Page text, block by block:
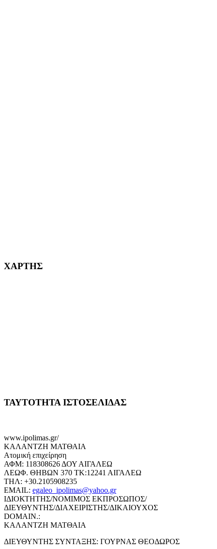
ΧΑΡΤΗΣ
ΤΑΥΤΟΤΗΤΑ ΙΣΤΟΣΕΛΙΔΑΣ
www.ipolimas.gr/
ΚΑΛΑΝΤΖΗ ΜΑΤΘΑΙΑ
Ατομική επιχείρηση
ΑΦΜ: 118308626 ΔΟΥ ΑΙΓΑΛΕΩ
ΛΕΩΦ. ΘΗΒΩΝ 370 ΤΚ:12241 ΑΙΓΑΛΕΩ
ΤΗΛ: +30.2105908235
EMAIL: egaleo_ipolimas@yahoo.gr
ΙΔΙΟΚΤΗΤΗΣ/ΝΟΜΙΜΟΣ ΕΚΠΡΟΣΩΠΟΣ/
ΔΙΕΥΘΥΝΤΗΣ/ΔΙΑΧΕΙΡΙΣΤΗΣ/ΔΙΚΑΙΟΥΧΟΣ
DOMAIN.:
ΚΑΛΑΝΤΖΗ ΜΑΤΘΑΙΑ
ΔΙΕΥΘΥΝΤΗΣ ΣΥΝΤΑΞΗΣ: ΓΟΥΡΝΑΣ ΘΕΟΔΩΡΟΣ